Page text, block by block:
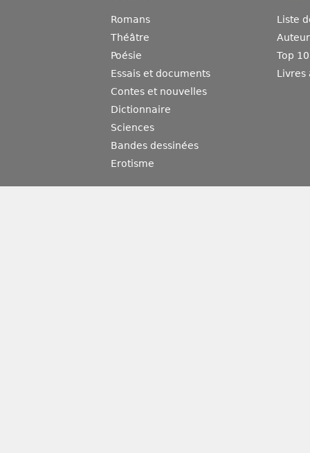
Romans
Théâtre
Poésie
Essais et documents
Contes et nouvelles
Dictionnaire
Sciences
Bandes dessinées
Erotisme
Liste
Top
Livres